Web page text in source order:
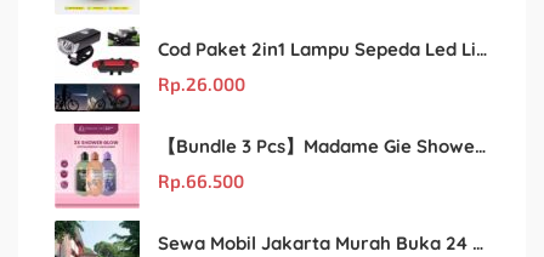
Cod Paket 2in1 Lampu Sepeda Led Light Depan Dan Belakang Rechargeable
Rp.26.000
【Bundle 3 Pcs】Madame Gie Shower Glow – Solusi Perawatan Kulit dalam Satu Paket!
Rp.66.500
Sewa Mobil Jakarta Murah Buka 24 Jam : Kian Rental